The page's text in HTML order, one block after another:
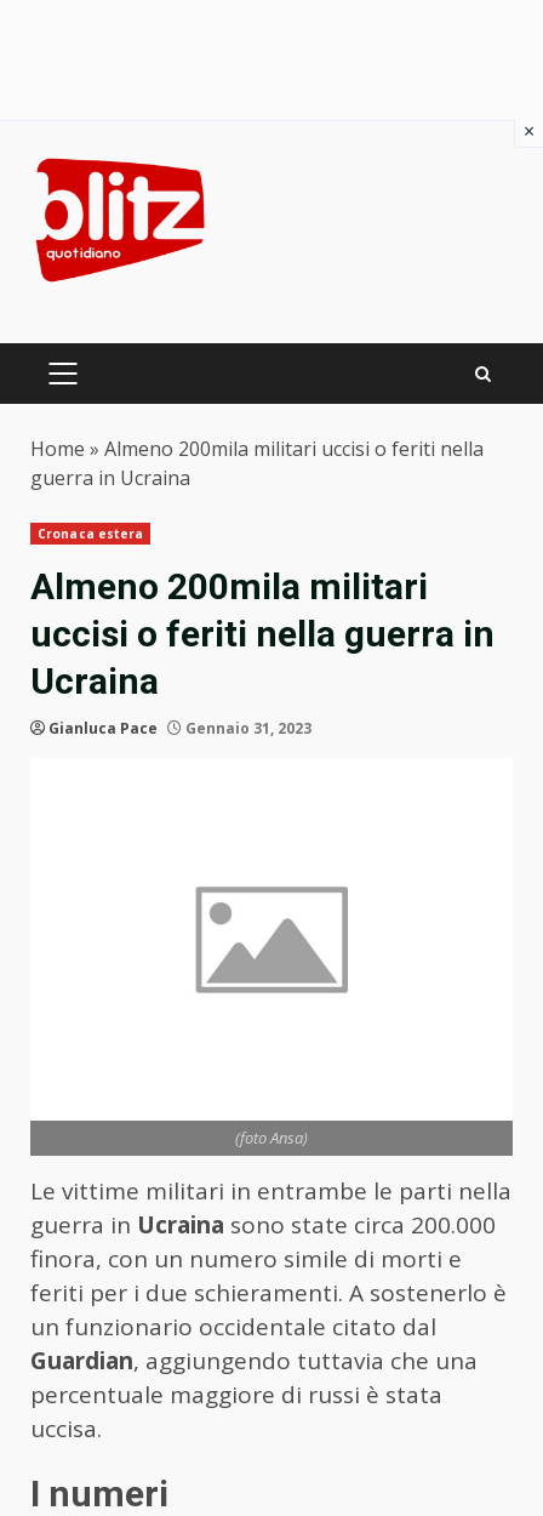
content
PRIMARY
Home » Almeno 200mila militari uccisi o feriti nella
guerra in Ucraina
Cronaca estera
Almeno 200mila militari
uccisi o feriti nella guerra in
Ucraina
Gianluca Pace Gennaio 31, 2023
(foto Ansa)
Le vittime militari in entrambe le parti nella
guerra in Ucraina sono state circa 200.000
finora, con un numero simile di morti e
feriti per i due schieramenti. A sostenerlo è
un funzionario occidentale citato dal
Guardian, aggiungendo tuttavia che una
percentuale maggiore di russi è stata
uccisa.
I numeri
×